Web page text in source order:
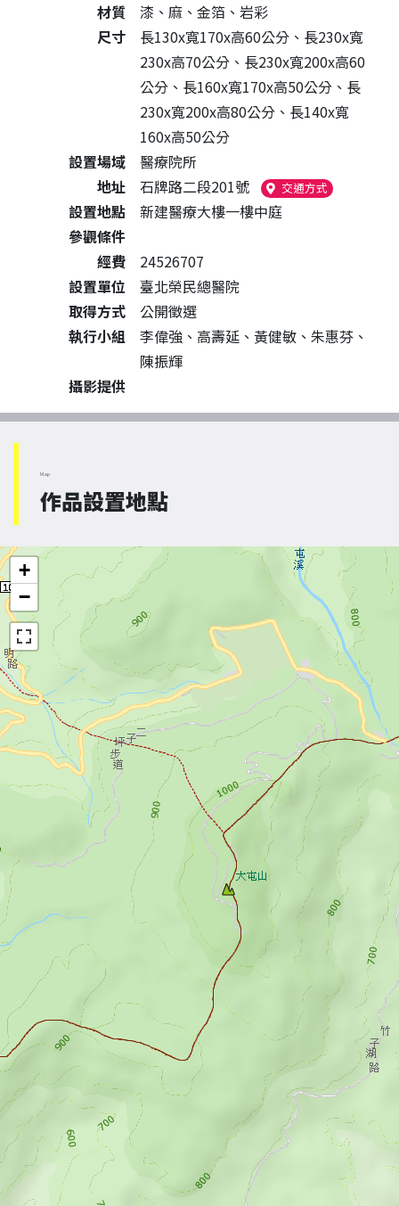
材質
漆、麻、金箔、岩彩
尺寸
長130x寬170x高60公分、長230x寬
230x高70公分、長230x寬200x高60
公分、長160x寬170x高50公分、長
230x寬200x高80公分、長140x寬
160x高50公分
設置場域
醫療院所
地址
石牌路二段201號 交通方式（另開新視窗
設置地點
新建醫療大樓一樓中庭
參觀條件
經費
24526707
設置單位
臺北榮民總醫院
取得方式
公開徵選
執行小組
李偉強、高壽延、黃健敏、朱惠芬、
陳振輝
攝影提供
Map
作品設置地點
+
−